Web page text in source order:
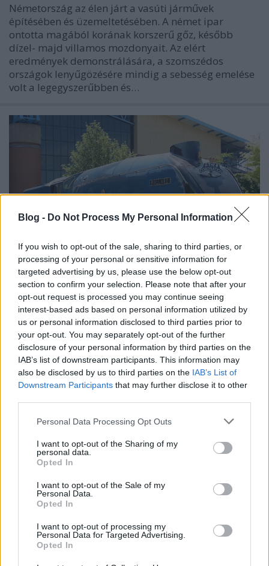
Blog - Do Not Process My Personal Information
If you wish to opt-out of the sale, sharing to third parties, or
processing of your personal or sensitive information for
targeted advertising by us, please use the below opt-out
section to confirm your selection. Please note that after your
opt-out request is processed you may continue seeing
interest-based ads based on personal information utilized by
us or personal information disclosed to third parties prior to
your opt-out. You may separately opt-out of the further
disclosure of your personal information by third parties on the
IAB’s list of downstream participants. This information may
also be disclosed by us to third parties on the IAB’s List of
Downstream Participants that may further disclose it to other
Please note that this website/app uses one or more Google
not limited to your visit or usage behaviour. You may click to
grant or deny consent to Google and its third-party tags to
use your data for below specified purposes in below Google
consent section.
Personal Data Processing Opt Outs
I want to opt-out of the Sharing of my
personal data.
Opted In
I want to opt-out of the Sale of my
Personal Data.
Opted In
I want to opt-out of processing my
Personal Data for Targeted Advertising.
Opted In
Németország az élen járt a vasúti járművek
építésében és üzemeltetésében. A német ipar
ontotta magából korának korszerű gőz, később
dízel- majd villamos mozdonyait. Az elért
eredmények demonstrálására, a szomszédos
országok lenyűgözésére mindig a sebesség emelése
volt a legegyszerűbben és…
Az áramvonalas gőzösök
Balogh Zsolt•2021. március 13.
A technika fejlődésével a gőzmozdonyok is egyre
gyorsabbak és erősebbek lettek. A legtöbb
vasúttársaság a sebességgel és a kényelemmel
próbált kitűnni, ezért újabbnál újabb gőzösöket
állítottak forgalomba. Bár a villamos vontatás is
elszigetelten jelen volt már, mégis az igazi